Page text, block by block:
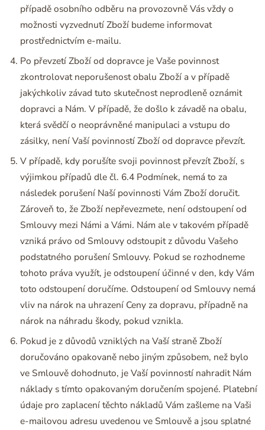
případě osobního odběru na provozovně Vás vždy o
možnosti vyzvednutí Zboží budeme informovat
prostřednictvím e-mailu.
Po převzetí Zboží od dopravce je Vaše povinnost
zkontrolovat neporušenost obalu Zboží a v případě
jakýchkoliv závad tuto skutečnost neprodleně oznámit
dopravci a Nám. V případě, že došlo k závadě na obalu,
která svědčí o neoprávněné manipulaci a vstupu do
zásilky, není Vaší povinností Zboží od dopravce převzít.
V případě, kdy porušíte svoji povinnost převzít Zboží, s
výjimkou případů dle čl. 6.4 Podmínek, nemá to za
následek porušení Naší povinnosti Vám Zboží doručit.
Zároveň to, že Zboží nepřevezmete, není odstoupení od
Smlouvy mezi Námi a Vámi. Nám ale v takovém případě
vzniká právo od Smlouvy odstoupit z důvodu Vašeho
podstatného porušení Smlouvy. Pokud se rozhodneme
tohoto práva využít, je odstoupení účinné v den, kdy Vám
toto odstoupení doručíme. Odstoupení od Smlouvy nemá
vliv na nárok na uhrazení Ceny za dopravu, případně na
nárok na náhradu škody, pokud vznikla.
Pokud je z důvodů vzniklých na Vaší straně Zboží
doručováno opakovaně nebo jiným způsobem, než bylo
ve Smlouvě dohodnuto, je Vaší povinností nahradit Nám
náklady s tímto opakovaným doručením spojené. Platební
údaje pro zaplacení těchto nákladů Vám zašleme na Vaši
e-mailovou adresu uvedenou ve Smlouvě a jsou splatné